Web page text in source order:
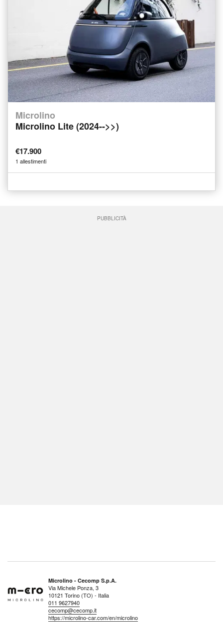
Microlino
Microlino Lite (2024-->>)
€17.900
1 allestimenti
PUBBLICITÀ
Microlino - Cecomp S.p.A.
Via Michele Ponza, 3
10121 Torino (TO) - Italia
011 9627940
cecomp@cecomp.it
https://microlino-car.com/en/microlino